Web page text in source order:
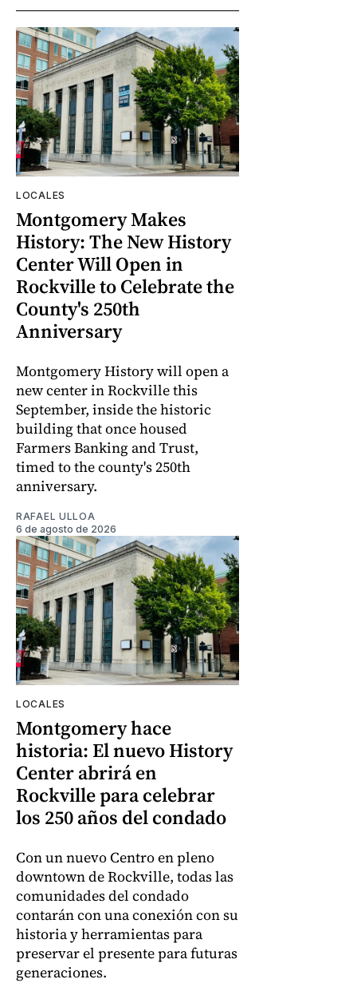
LOCALES
Montgomery Makes
History: The New History
Center Will Open in
Rockville to Celebrate the
County's 250th
Anniversary
Montgomery History will open a
new center in Rockville this
September, inside the historic
building that once housed
Farmers Banking and Trust,
timed to the county's 250th
anniversary.
RAFAEL ULLOA
6 de agosto de 2026
LOCALES
Montgomery hace
historia: El nuevo History
Center abrirá en
Rockville para celebrar
los 250 años del condado
Con un nuevo Centro en pleno
downtown de Rockville, todas las
comunidades del condado
contarán con una conexión con su
historia y herramientas para
preservar el presente para futuras
generaciones.